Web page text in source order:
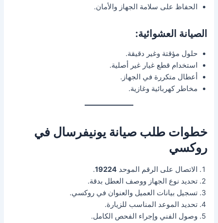
الحفاظ على سلامة الجهاز والأمان.
الصيانة العشوائية:
حلول مؤقتة وغير دقيقة.
استخدام قطع غيار غير أصلية.
أعطال متكررة في الجهاز.
مخاطر كهربائية وغازية.
خطوات طلب صيانة يونيفرسال في
روكسي
الاتصال على الرقم الموحد19224
.
تحديد نوع الجهاز ووصف العطل بدقة.
تسجيل بيانات العميل والعنوان في روكسي.
تحديد الموعد المناسب للزيارة.
وصول الفني وإجراء الفحص الكامل.